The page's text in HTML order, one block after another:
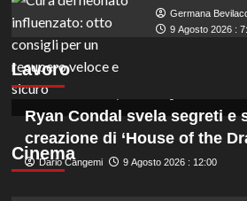
Germana
9 Agosto 2026 :
Lavoro
Pordenone cerca
assunzioni a tempo
dettagli!
Germana Bevilacqua
Cinema
Ryan Condal svela segreti e
creazione di ‘House of the
Dario Cangemi 9 Agosto 2026 : 12:00